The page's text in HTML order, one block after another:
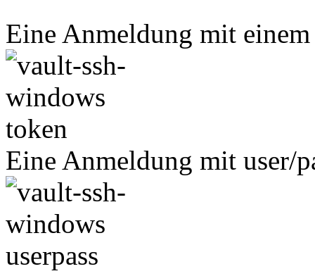
Eine Anmeldung mit
Eine Anmeldung mit user/